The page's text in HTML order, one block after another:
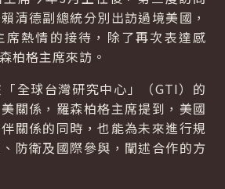
清德副總統分別出訪過境美國，
席熱情的接待，除了再次表達感
柏格主席來訪。
全球台灣研究中心」（GTI）的
關係，羅森柏格主席提到，美國
關係的同時，也能為未來進行規
防衛及國際參與，闡述合作的方